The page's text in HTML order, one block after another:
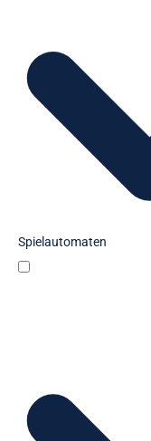
Spielautomaten